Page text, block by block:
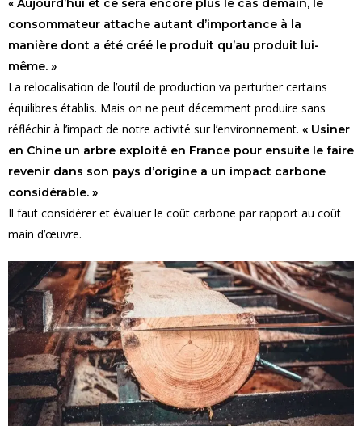
« Aujourd’hui et ce sera encore plus le cas demain, le
consommateur attache autant d’importance à la
manière dont a été créé le produit qu’au produit lui-
même. »
La relocalisation de l’outil de production va perturber certains
équilibres établis. Mais on ne peut décemment produire sans
réfléchir à l’impact de notre activité sur l’environnement. « Usiner
en Chine un arbre exploité en France pour ensuite le faire
revenir dans son pays d’origine a un impact carbone
considérable. »
Il faut considérer et évaluer le coût carbone par rapport au coût
main d’œuvre.